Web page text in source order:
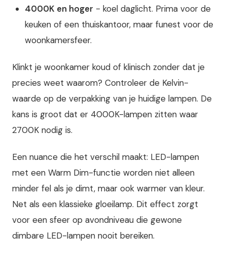
4000K en hoger - koel daglicht. Prima voor de
keuken of een thuiskantoor, maar funest voor de
woonkamersfeer.
Klinkt je woonkamer koud of klinisch zonder dat je
precies weet waarom? Controleer de Kelvin-
waarde op de verpakking van je huidige lampen. De
kans is groot dat er 4000K-lampen zitten waar
2700K nodig is.
Een nuance die het verschil maakt: LED-lampen
met een Warm Dim-functie worden niet alleen
minder fel als je dimt, maar ook warmer van kleur.
Net als een klassieke gloeilamp. Dit effect zorgt
voor een sfeer op avondniveau die gewone
dimbare LED-lampen nooit bereiken.